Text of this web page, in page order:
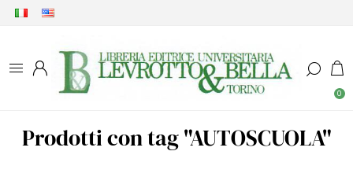
0
Prodotti con tag "AUTOSCUOLA"